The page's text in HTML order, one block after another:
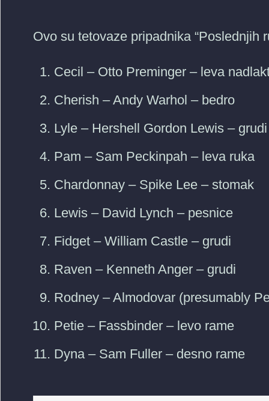
Ovo su tetovaze pripadnika “Poslednjih
Cecil – Otto Preminger – leva
Cherish – Andy Warhol – bedro
Lyle – Hershell Gordon Lewis – grudi
Pam – Sam Peckinpah – leva ruka
Chardonnay – Spike Lee – stomak
Lewis – David Lynch – pesnice
Fidget – William Castle – grudi
Raven – Kenneth Anger – grudi
Rodney – Almodovar (presumably
Petie – Fassbinder – levo rame
Dyna – Sam Fuller – desno rame